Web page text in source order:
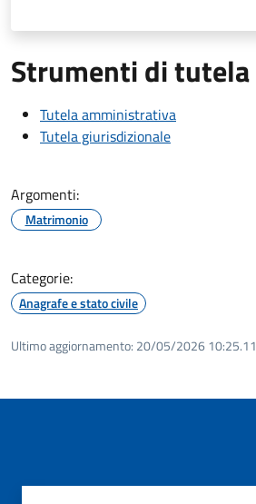
Strumenti di tutela
Tutela amministrativa
Tutela giurisdizionale
Argomenti:
Matrimonio
Categorie:
Anagrafe e stato civile
Ultimo aggiornamento: 20/05/2026 10:25.11